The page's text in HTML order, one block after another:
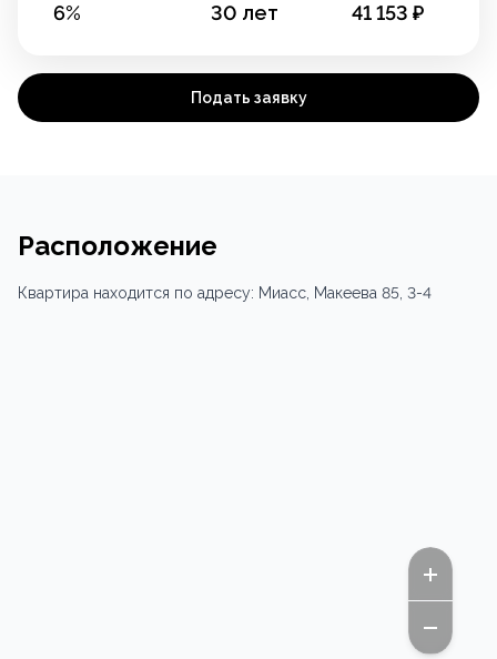
6% 30 лет 41 153 ₽
Подать заявку
Расположение
Квартира находится по адресу: Миасс, Макеева 85 , 3-4